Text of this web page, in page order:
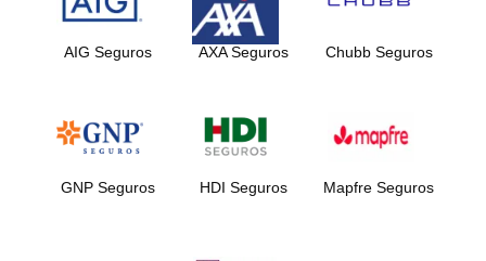
AIG Seguros AXA Seguros Chubb Seguros
GNP Seguros HDI Seguros Mapfre Seguros